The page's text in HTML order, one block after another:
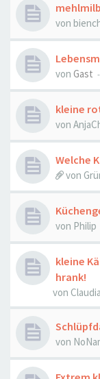
von
von Gast -
kleine
von
Welche
von
von Philip
kleine
hrank!
von
von